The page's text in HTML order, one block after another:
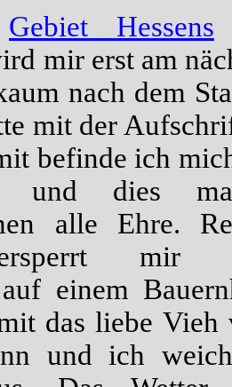
Gebiet Hessens
mir erst am
nach dem
mit der
befinde ich
und dies
alle Ehre.
mir
einem
das liebe
und ich